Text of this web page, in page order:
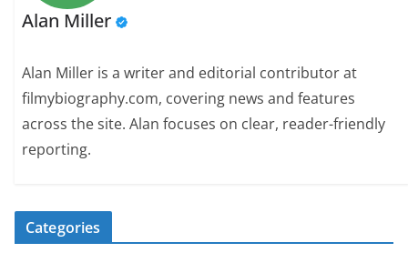
Alan Miller
Alan Miller is a writer and editorial contributor at
filmybiography.com, covering news and features
across the site. Alan focuses on clear, reader-friendly
reporting.
Categories